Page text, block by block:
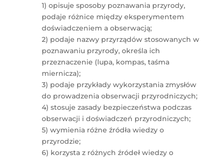
1) opisuje sposoby poznawania przyrody,
podaje różnice między eksperymentem
doświadczeniem a obserwacją;
2) podaje nazwy przyrządów stosowanych w
poznawaniu przyrody, określa ich
przeznaczenie (lupa, kompas, taśma
miernicza);
3) podaje przykłady wykorzystania zmysłów
do prowadzenia obserwacji przyrodniczych;
4) stosuje zasady bezpieczeństwa podczas
obserwacji i doświadczeń przyrodniczych;
5) wymienia różne źródła wiedzy o
przyrodzie;
6) korzysta z różnych źródeł wiedzy o